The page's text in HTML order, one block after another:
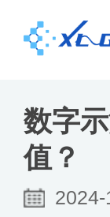
数字
值？
2024-